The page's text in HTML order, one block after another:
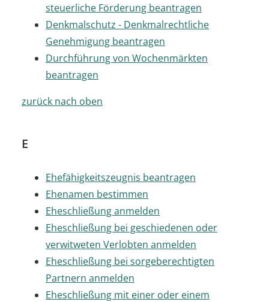
steuerliche Förderung beantragen
Denkmalschutz - Denkmalrechtliche
Genehmigung beantragen
Durchführung von Wochenmärkten
beantragen
zurück nach oben
E
Ehefähigkeitszeugnis beantragen
Ehenamen bestimmen
Eheschließung anmelden
Eheschließung bei geschiedenen oder
verwitweten Verlobten anmelden
Eheschließung bei sorgeberechtigten
Partnern anmelden
Eheschließung mit einer oder einem